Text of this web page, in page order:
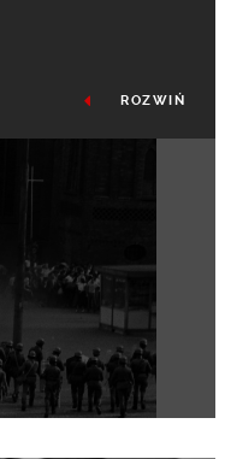
ROZWIŃ